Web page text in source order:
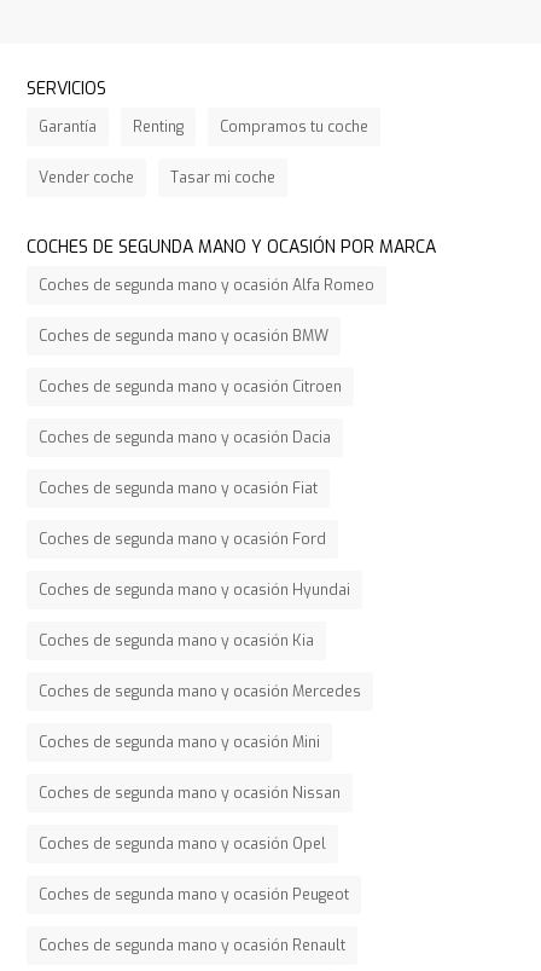
SERVICIOS
Garantía Renting Compramos tu coche
Vender coche Tasar mi coche
COCHES DE SEGUNDA MANO Y OCASIÓN POR MARCA
Coches de segunda mano y ocasión Alfa Romeo
Coches de segunda mano y ocasión BMW
Coches de segunda mano y ocasión Citroen
Coches de segunda mano y ocasión Dacia
Coches de segunda mano y ocasión Fiat
Coches de segunda mano y ocasión Ford
Coches de segunda mano y ocasión Hyundai
Coches de segunda mano y ocasión Kia
Coches de segunda mano y ocasión Mercedes
Coches de segunda mano y ocasión Mini
Coches de segunda mano y ocasión Nissan
Coches de segunda mano y ocasión Opel
Coches de segunda mano y ocasión Peugeot
Coches de segunda mano y ocasión Renault